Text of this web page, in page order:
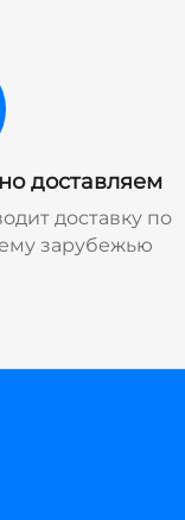
доставляем
доставку по
зарубежью